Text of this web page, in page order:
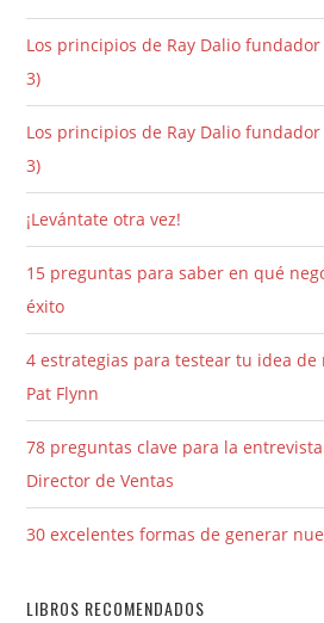
Los principios de Ray Dalio
3)
Los principios de Ray Dalio
3)
¡Levántate otra vez!
15 preguntas para saber en qué
éxito
4 estrategias para testear tu idea de
Pat Flynn
78 preguntas clave para la
Director de Ventas
30 excelentes formas de generar
LIBROS RECOMENDADOS